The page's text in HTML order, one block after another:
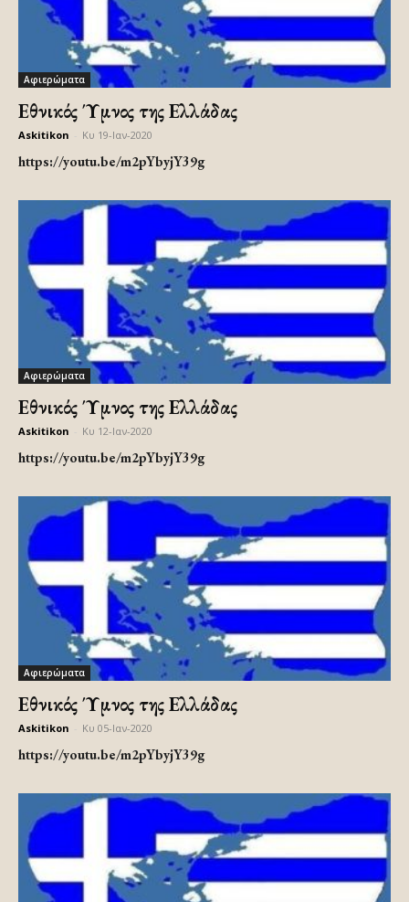
Αφιερώματα
Εθνικός Ύμνος της Ελλάδας
Askitikon Κυ 19-Ιαν-2020
https://youtu.be/m2pYbyjY39g
Αφιερώματα
Εθνικός Ύμνος της Ελλάδας
Askitikon Κυ 12-Ιαν-2020
https://youtu.be/m2pYbyjY39g
Αφιερώματα
Εθνικός Ύμνος της Ελλάδας
Askitikon Κυ 05-Ιαν-2020
https://youtu.be/m2pYbyjY39g